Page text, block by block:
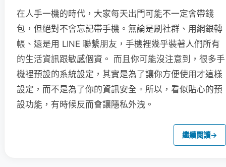
在人手一機的時代，大家每天出門可能不一定會帶錢
包，但絕對不會忘記帶手機。無論是刷社群、用網銀轉
帳、還是用 LINE 聯繫朋友，手機裡幾乎裝著人們所有
的生活資訊跟敏感個資。 而且你可能沒注意到，很多手
機裡預設的系統設定，其實是為了讓你方便使用才這樣
設定，而不是為了你的資訊安全。所以，看似貼心的預
設功能，有時候反而會讓隱私外洩。
繼續閱讀→